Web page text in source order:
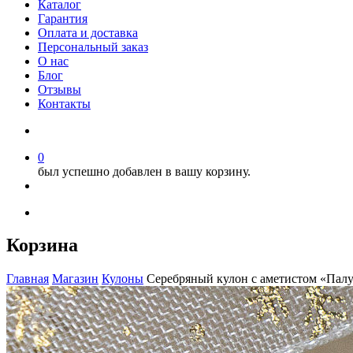
Каталог
Гарантия
Оплата и доставка
Персональный заказ
О нас
Блог
Отзывы
Контакты
0
был успешно добавлен в вашу корзину.
Корзина
Главная Магазин Кулоны Серебряный кулон с аметистом